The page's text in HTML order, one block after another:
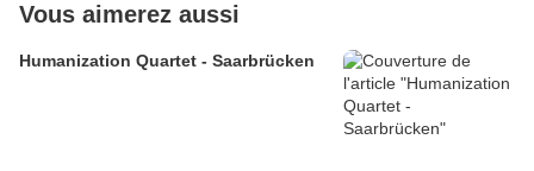
Vous aimerez aussi
Humanization Quartet - Saarbrücken